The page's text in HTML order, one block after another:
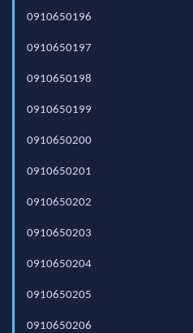
0910650196
0910650197
0910650198
0910650199
0910650200
0910650201
0910650202
0910650203
0910650204
0910650205
0910650206